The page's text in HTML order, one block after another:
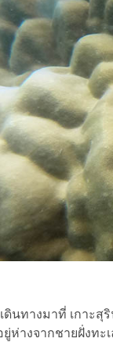
นทางมาที่ เกาะสุ
ยู่ห่างจากชายฝั่งท